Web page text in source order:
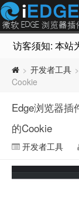
访客须知: 本站
> 开发者工具 >
Cookie
Edge浏览器插
的Cookie
开发者工具